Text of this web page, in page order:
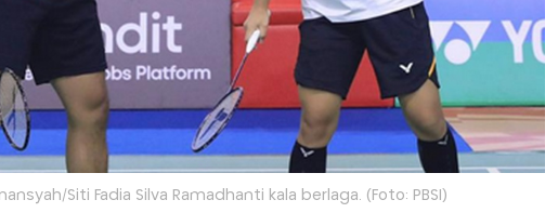
Siti Fadia Silva Ramadhanti kala berlaga. (Foto: PBSI)